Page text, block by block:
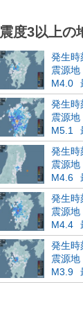
震度3以上の
発生時
震源
M4.0
発生時
震源
M5.1
発生時
震源地
M4.6
発生時
震源
M4.4
発生時
震源
M3.9